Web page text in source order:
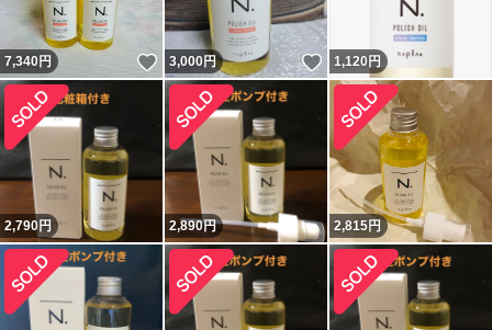
7,340円 いいね！
3,000円 いいね！
1,120 円
2,790円 2,890円 2,815円